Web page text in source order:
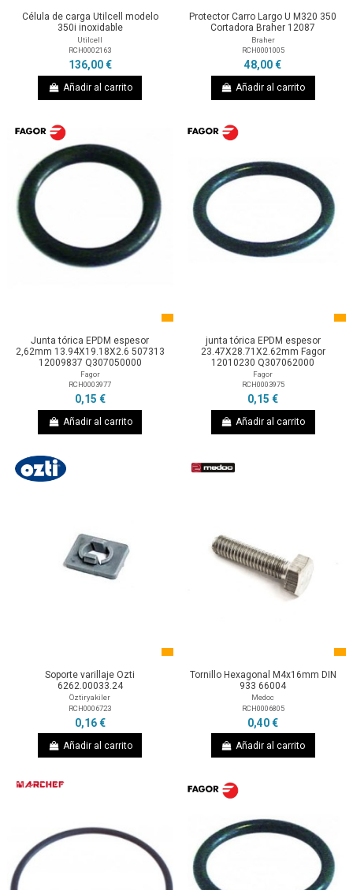
Célula de carga Utilcell modelo
350i inoxidable
Utilcell
RCH0002163
136,00 €
Añadir al carrito
Protector Carro Largo U M320 350
Cortadora Braher 12087
Braher
RCH0001005
48,00 €
Añadir al carrito
Junta tórica EPDM espesor
2,62mm 13.94X19.18X2.6 507313
12009837 Q307050000
Fagor
RCH0003977
0,15 €
Añadir al carrito
junta tórica EPDM espesor
23.47X28.71X2.62mm Fagor
12010230 Q307062000
Fagor
RCH0003975
0,15 €
Añadir al carrito
Soporte varillaje Ozti
6262.00033.24
Öztiryakiler
RCH0006723
0,16 €
Añadir al carrito
Tornillo Hexagonal M4x16mm DIN
933 66004
Medoc
RCH0006805
0,40 €
Añadir al carrito